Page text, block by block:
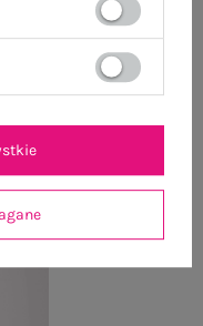
Zobacz wszystko